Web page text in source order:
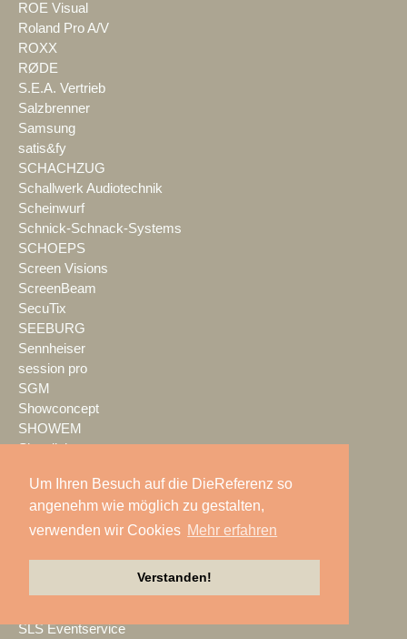
Um Ihren Besuch auf die DieReferenz so
angenehm wie möglich zu gestalten,
verwenden wir Cookies Mehr erfahren
Verstanden!
ROE Visual
Roland Pro A/V
ROXX
RØDE
S.E.A. Vertrieb
Salzbrenner
Samsung
satis&fy
SCHACHZUG
Schallwerk Audiotechnik
Scheinwurf
Schnick-Schnack-Systems
SCHOEPS
Screen Visions
ScreenBeam
SecuTix
SEEBURG
Sennheiser
session pro
SGM
Showconcept
SHOWEM
Showlight
Showrental
Showtec
Showtech
SLS Eventservice